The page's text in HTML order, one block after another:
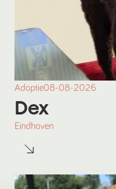
Adoptie08-08-2026
Dex
Eindhoven